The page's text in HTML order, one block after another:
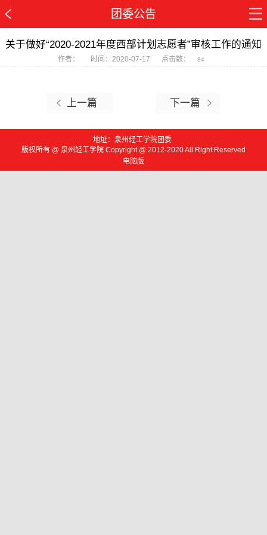
团委公告
关于做好“2020-2021年度西部计划志愿者”审核工作的通知
作者： 时间：2020-07-17 点击数： 84
上一篇 下一篇
地址：泉州轻工学院团委
版权所有 @ 泉州轻工学院 Copyright @ 2012-2020 All Right Reserved
电脑版